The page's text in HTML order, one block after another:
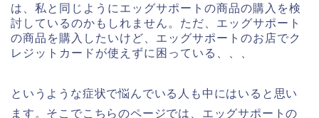
は、私と同じようにエッグサポートの商品の購入を検
討しているのかもしれません。ただ、エッグサポート
の商品を購入したいけど、エッグサポートのお店でク
レジットカードが使えずに困っている、、、
というような症状で悩んでいる人も中にはいると思い
ます。そこでこちらのページでは、エッグサポートの